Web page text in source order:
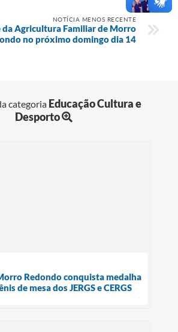
NOTÍCIA MENOS RECENTE
da Agricultura Familiar de Morro
no próximo domingo dia 14
categoria Educação Cultura e
Desporto
Redondo conquista medalha
de mesa dos JERGS e CERGS